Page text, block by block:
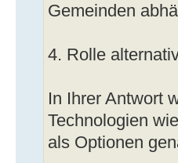
Gemeinden
4. Rolle
In Ihrer Antwort
Technologien
als Optionen